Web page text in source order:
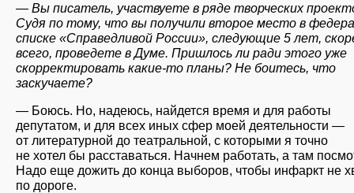
— Вы писатель, участвуете в ряде творческих
Судя по тому, что вы получили второе место в
списке «Справедливой России», следующие 5 лет,
всего, проведете в Думе. Пришлось ли ради этого уже
скорректировать какие-то планы? Не боитесь, что
заскучаете?
— Боюсь. Но, надеюсь, найдется время и для работы
депутатом, и для всех иных сфер моей деятельности —
от литературной до театральной, с которыми я точно
не хотел бы расставаться. Начнем работать, а там
Надо еще дожить до конца выборов, чтобы инфаркт не
по дороге.